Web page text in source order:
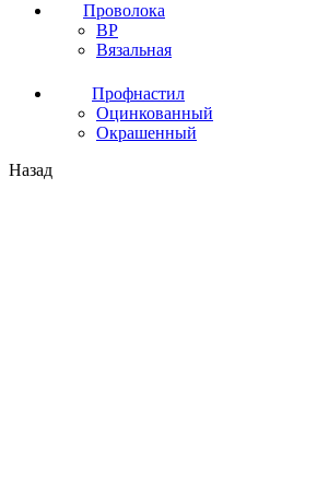
Проволока
ВР
Вязальная
Профнастил
Оцинкованный
Окрашенный
Назад